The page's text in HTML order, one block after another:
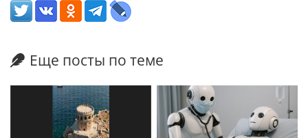
Еще посты по теме